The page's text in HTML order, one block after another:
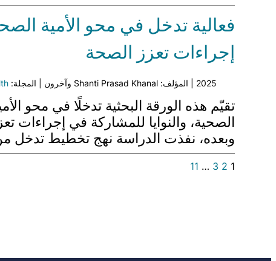
فعالية تدخل في محو الأمية
إجراءات تعزز الصحة
2025 | المؤلف: Shanti Prasad Khanal وآخرون | المجلة:
تقيّم هذه الورقة البحثية تدخلًا في محو
الصحية، والنوايا للمشاركة في إجراءات
وبعده، نفذت الدراسة نهج تخطيط
1
2
3
…
11